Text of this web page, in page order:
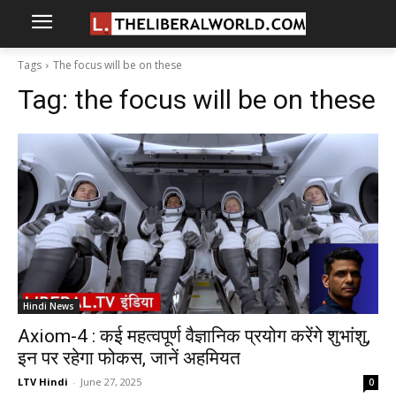
Tags The focus will be on these
Tag: the focus will be on these
Hindi News
Axiom-4 : कई महत्वपूर्ण वैज्ञानिक प्रयोग करेंगे शुभांशु,
इन पर रहेगा फोकस, जानें अहमियत
LTV Hindi - June 27, 2025 0